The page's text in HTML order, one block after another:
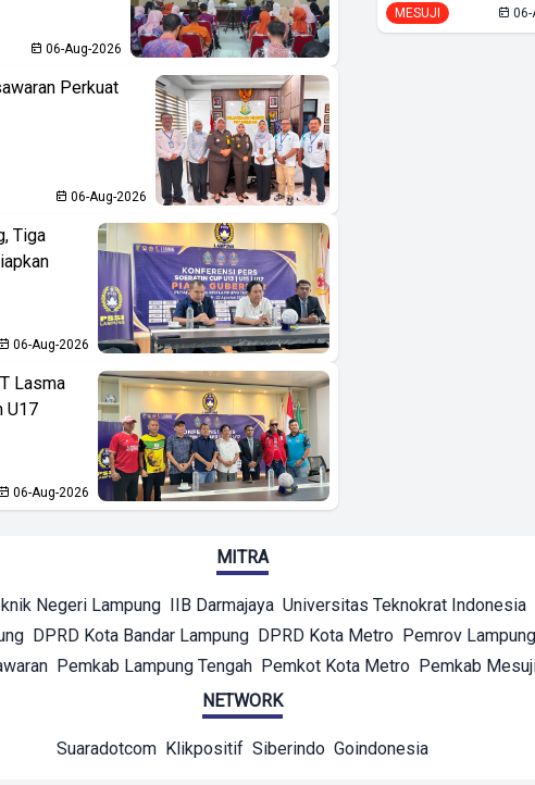
06-Aug-2026
Perkuat
06-Aug-2026
Tiga
06-Aug-2026
Lasma
U17
06-Aug-2026
MESUJI 06-
MITRA
Negeri Lampung IIB Darmajaya Universitas Teknokrat Indonesia
DPRD Kota Bandar Lampung DPRD Kota Metro Pemrov Lampung
Pemkab Lampung Tengah Pemkot Kota Metro Pemkab
NETWORK
Suaradotcom Klikpositif Siberindo Goindonesia